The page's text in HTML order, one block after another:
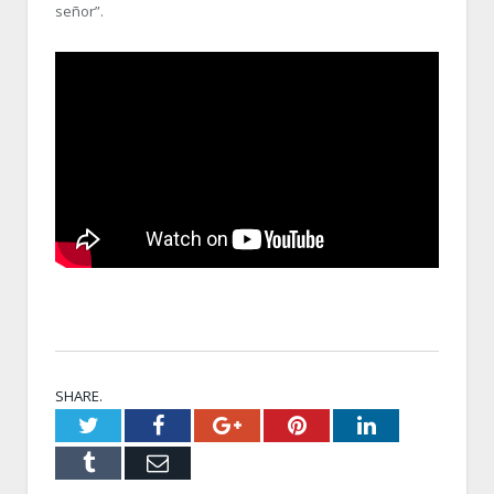
señor”.
SHARE.
TwitterFacebookGoogle+PinterestLinkedIn
Tumblr Email